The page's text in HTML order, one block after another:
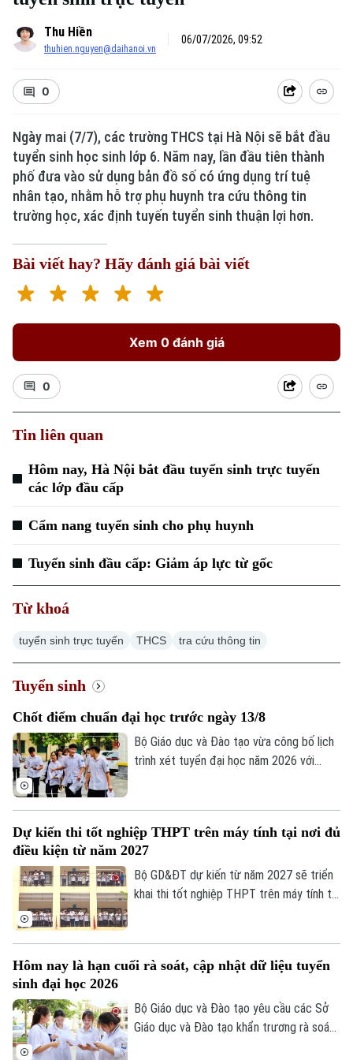
Xu hướng
Thời sự
Hà Nội
Chính trị
Xã hội
Công nghệ
Hà Nội
Nhịp sống Hà Nội
Người Hà Nội
Khoảnh khắc Hà Nội
Ẩm thực
Thế giới
Tin tức
Quân sự
Hồ sơ
Người Việt 4 phương
Tin tức
Cafe sáng
Tài chính Ngân hàng
Nhà đất
Tin tức
Đầu tư
Căn hộ
Đất đai
Kinh nghiệm
Tàu và Xe
Ô tô
Tàu
Xe máy
Thị trường
Tin tức
Tuyển sinh
Hướng nghiệp
Văn hóa
Tin tức
Sức khỏe
Thu Hiền
thuhien.nguyen@daihanoi.vn
06/07/2026, 09:52
0
Ngày mai (7/7), các trường THCS tại Hà Nội sẽ bắt đầu
tuyển sinh học sinh lớp 6. Năm nay, lần đầu tiên thành
phố đưa vào sử dụng bản đồ số có ứng dụng trí tuệ
nhân tạo, nhằm hỗ trợ phụ huynh tra cứu thông tin
trường học, xác định tuyến tuyển sinh thuận lợi hơn.
Bài viết hay? Hãy đánh giá bài viết
Xem 0 đánh giá
0
Tin liên quan
Hôm nay, Hà Nội bắt đầu tuyển sinh trực tuyến
các lớp đầu cấp
Cẩm nang tuyển sinh cho phụ huynh
Tuyển sinh đầu cấp: Giảm áp lực từ gốc
Từ khoá
tuyển sinh trực tuyến THCS tra cứu thông tin
Tuyển sinh
Chốt điểm chuẩn đại học trước ngày 13/8
Bộ Giáo dục và Đào tạo vừa công bố lịch
trình xét tuyển đại học năm 2026 với
danh sách thí sinh trúng tuyển và phải
công bố điểm chuẩn trước 17 giờ ngày
13/8.
Dự kiến thi tốt nghiệp THPT trên máy tính tại nơi đủ
điều kiện từ năm 2027
Bộ GD&ĐT dự kiến từ năm 2027 sẽ triển
khai thi tốt nghiệp THPT trên máy tính tại
Hôm nay là hạn cuối rà soát, cập nhật dữ liệu tuyển
sinh đại học 2026
Bộ Giáo dục và Đào tạo yêu cầu các Sở
Giáo dục và Đào tạo khẩn trương rà soát,